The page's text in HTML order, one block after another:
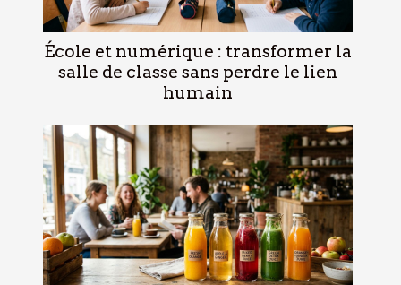
École et numérique : transformer la
salle de classe sans perdre le lien
humain